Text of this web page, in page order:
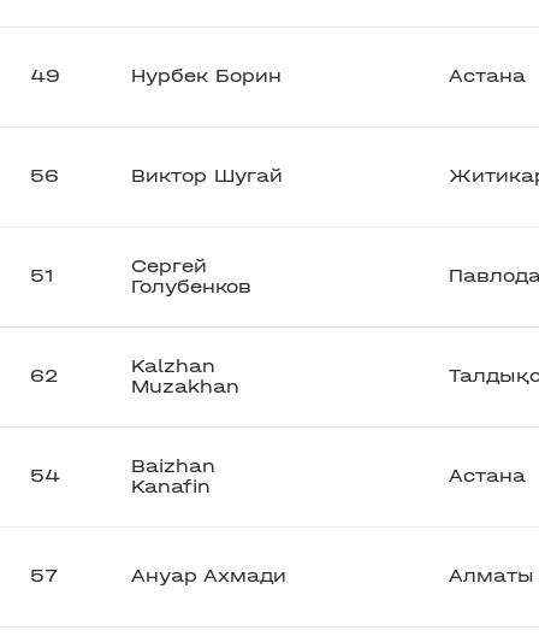
49 Нурбек Борин Астана
56 Виктор Шугай
51
Сергей
Голубенков
62
Kalzhan
Muzakhan
54
Baizhan
Kanafin
Астана
57 Ануар Ахмади Алматы